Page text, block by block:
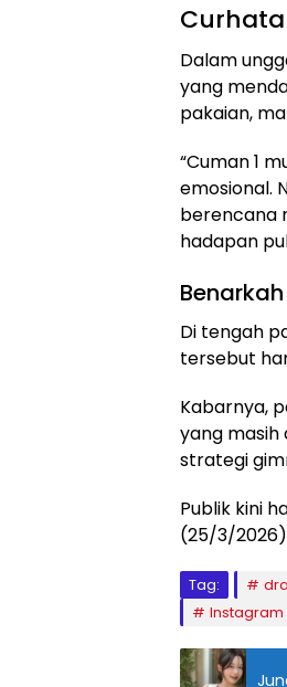
Dalam
yang
pakaian,
“Cuman 1
emosional.
berencana
hadapan
Di tengah
tersebut
Kabarnya,
yang
strategi
Publik kini
(25/3/
Tag:
Instagram